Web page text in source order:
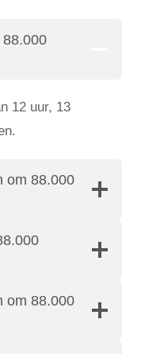
12 uur, 13
om 88.000
om 88.000